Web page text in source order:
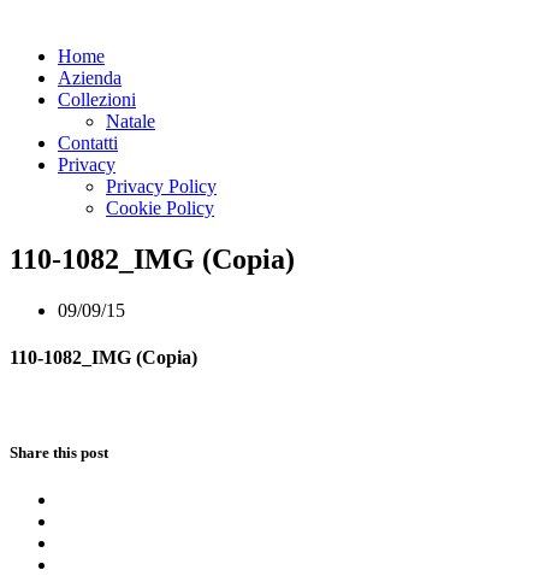
Home
Azienda
Collezioni
Natale
Contatti
Privacy
Privacy Policy
Cookie Policy
110-1082_IMG (Copia)
09/09/15
110-1082_IMG (Copia)
Share this post